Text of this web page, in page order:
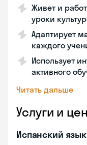
Живет и
уроки
Адаптирует
каждого
Использует
активного
Читать дальше
Услуги и
Испанский язык